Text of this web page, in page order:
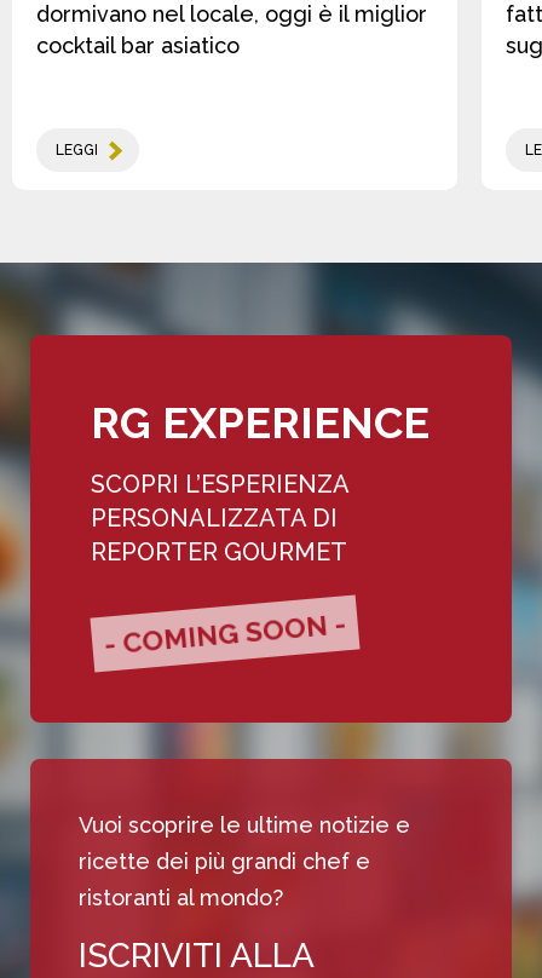
dormivano nel locale, oggi è il miglior
cocktail bar asiatico
LEGGI
RG EXPERIENCE
SCOPRI L’ESPERIENZA
PERSONALIZZATA DI
REPORTER GOURMET
- COMING SOON -
Vuoi scoprire le ultime notizie e
ricette dei più grandi chef e
ristoranti al mondo?
ISCRIVITI ALLA